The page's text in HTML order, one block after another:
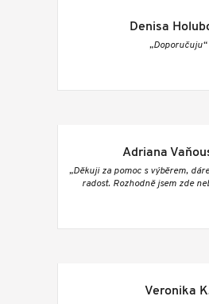
Denisa
„Doporučuju“
Adriana
„Děkuji za pomoc s výběrem,
radost. Rozhodně jsem zde
Veronika